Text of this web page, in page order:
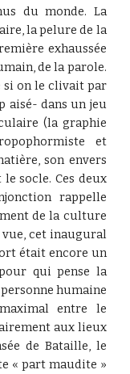
du monde. La
la pelure de la
exhaussée
de la parole.
si on le clivait par
aisé- dans un jeu
(la graphie
et
son envers
socle. Ces deux
rappelle
de la culture
cet inaugural
était encore un
qui pense la
humaine
entre le
aux lieux
de Bataille, le
« part maudite »